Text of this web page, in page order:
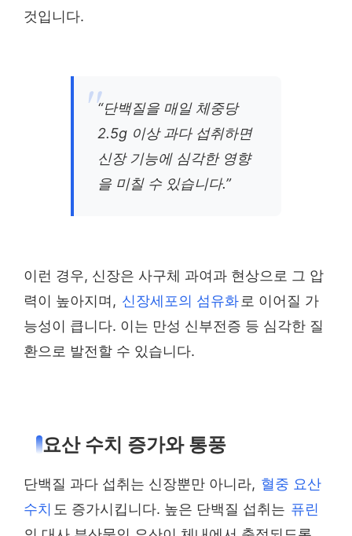
것입니다.
“단백질을 매일 체중당
2.5g 이상 과다 섭취하면
신장 기능에 심각한 영향
을 미칠 수 있습니다.”
이런 경우, 신장은 사구체 과여과 현상으로 그 압
력이 높아지며, 신장세포의 섬유화 로 이어질 가
능성이 큽니다. 이는 만성 신부전증 등 심각한 질
환으로 발전할 수 있습니다.
요산 수치 증가와 통풍
단백질 과다 섭취는 신장뿐만 아니라, 혈중 요산
수치 도 증가시킵니다. 높은 단백질 섭취는 퓨린